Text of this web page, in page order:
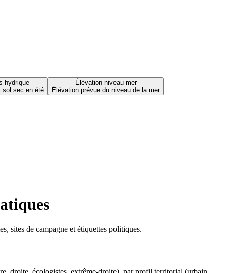
hydrique
sol sec en été
Élévation niveau mer
Élévation prévue du niveau de la mer
sites de campagne et étiquettes politiques.